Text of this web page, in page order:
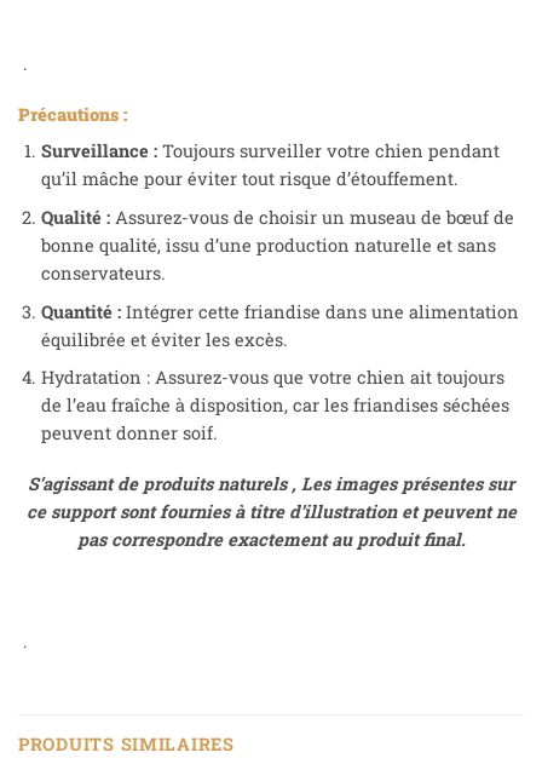
.
Précautions :
Surveillance :Toujours surveiller votre chien pendant
qu’il mâche pour éviter tout risque d’étouffement.
Qualité :Assurez-vous de choisir un museau de bœuf de
bonne qualité, issu d’une production naturelle et sans
conservateurs.
Quantité :Intégrer cette friandise dans une alimentation
équilibrée et éviter les excès.
Hydratation : Assurez-vous que votre chien ait toujours
de l’eau fraîche à disposition, car les friandises séchées
peuvent donner soif.
S’agissant de produits naturels , Les images présentes sur
ce support sont fournies à titre d’illustration et peuvent ne
pas correspondre exactement au produit final.
.
PRODUITS SIMILAIRES